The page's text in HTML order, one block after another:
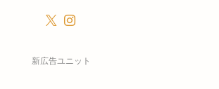
新広告ユニット